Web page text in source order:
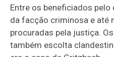
Entre os beneficiados
da facção criminosa e até
procuradas pela justiça.
também escolta